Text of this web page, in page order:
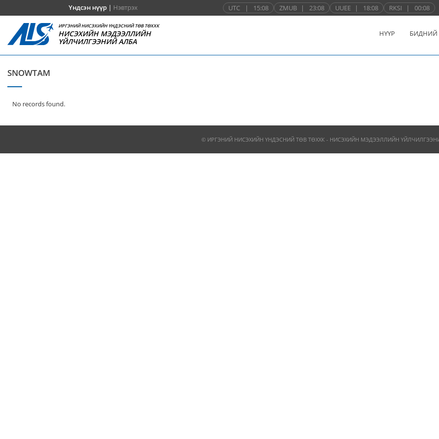
Үндсэн нүүр| Нэвтрэх UTC | 15:08 ZMUB | 23:08 UUEE | 18:08 RKSI | 00:08
ИРГЭНИЙ НИСЭХИЙН ҮНДЭСНИЙ ТӨВ ТӨХХК
НИСЭХИЙН МЭДЭЭЛЛИЙН
ҮЙЛЧИЛГЭЭНИЙ АЛБА
НҮҮР БИДНИЙ
SNOWTAM
No records found.
© ИРГЭНИЙ НИСЭХИЙН ҮНДЭСНИЙ ТӨВ ТӨХХК - НИСЭХИЙН МЭДЭЭЛЛИЙН